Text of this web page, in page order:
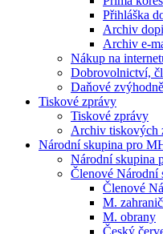
Přihláška
Archiv
Archiv e-
Nákup na
Dobrovolnictví,
Daňové
Tiskové zprávy
Tiskové zprávy
Archiv tiskových
Národní skupina pro
Národní skupina
Členové Národní
Členové
M.
M. obrany